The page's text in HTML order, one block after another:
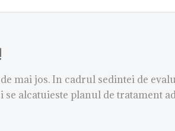
mai jos. In cadrul sedintei de
alcatuieste planul de tratament